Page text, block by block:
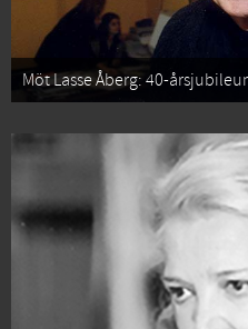
Möt Lasse Åberg: 40-